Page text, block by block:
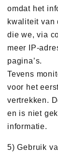
omdat het
kwaliteit van
die we, via
meer IP-
pagina’s.
Tevens
voor het
vertrekken.
en is niet
informatie.
5) Gebruik